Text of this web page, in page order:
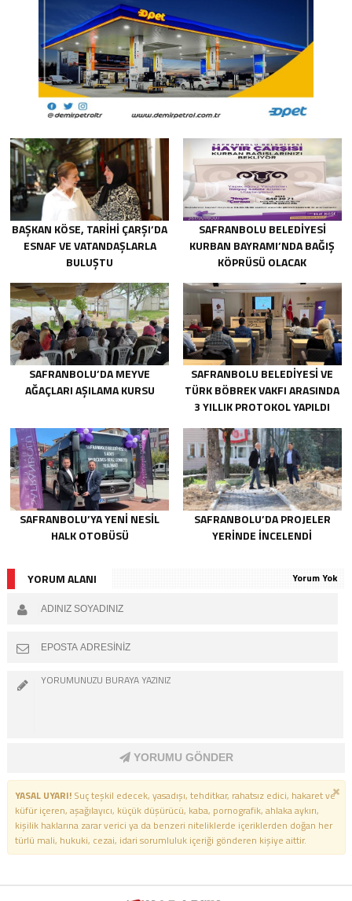
BAŞKAN KÖSE, TARİHİ ÇARŞI’DA
ESNAF VE VATANDAŞLARLA
BULUŞTU
SAFRANBOLU BELEDİYESİ
KURBAN BAYRAMI’NDA BAĞIŞ
KÖPRÜSÜ OLACAK
SAFRANBOLU’DA MEYVE
AĞAÇLARI AŞILAMA KURSU
SAFRANBOLU BELEDİYESİ VE
TÜRK BÖBREK VAKFI ARASINDA
3 YILLIK PROTOKOL YAPILDI
SAFRANBOLU’YA YENİ NESİL
HALK OTOBÜSÜ
SAFRANBOLU’DA PROJELER
YERİNDE İNCELENDİ
YORUM ALANI Yorum Yok
YORUMU GÖNDER
YASAL UYARI!Suç teşkil edecek, yasadışı, tehditkar, rahatsız edici, hakaret ve
küfür içeren, aşağılayıcı, küçük düşürücü, kaba, pornografik, ahlaka aykırı,
kişilik haklarına zarar verici ya da benzeri niteliklerde içeriklerden doğan her
türlü mali, hukuki, cezai, idari sorumluluk içeriği gönderen kişiye aittir.